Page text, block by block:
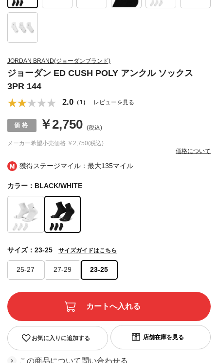
獲得ステージマイル：最大135マイル
JORDAN BRAND(ジョーダンブランド)
ジョーダン ED CUSH POLY アンクル ソックス
3PR 144
2.0 （1） レビューを見る
メーカー希望小売価格 ￥2,750(税込)
￥2,750 (税込)
価格について
カラー：BLACK/WHITE
25-27 27-29 23-25
サイズ：23-25 サイズガイドはこちら
お気に入りに追加する
この商品について問い合わせる